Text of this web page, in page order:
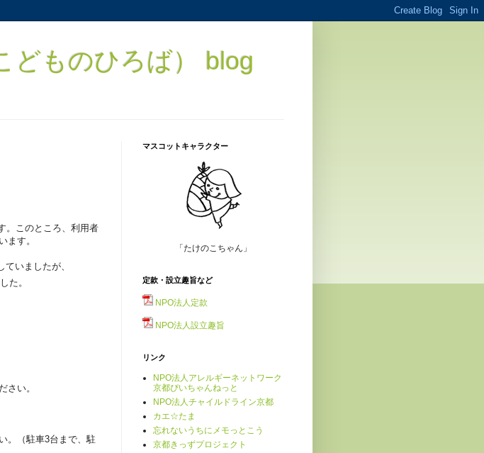
どものひろば） blog
。このところ、利用者
ます。
いましたが、
た。
さい。
。（駐車3台まで、駐
マスコットキャラクター
「たけのこちゃん」
定款・設立趣旨など
NPO法人定款
NPO法人設立趣旨
リンク
NPO法人アレルギーネットワーク
京都ぴいちゃんねっと
NPO法人チャイルドライン京都
カエ☆たま
忘れないうちにメモっとこう
京都きっずプロジェクト